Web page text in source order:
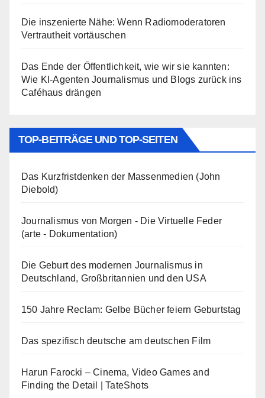
Die inszenierte Nähe: Wenn Radiomoderatoren
Vertrautheit vortäuschen
Das Ende der Öffentlichkeit, wie wir sie kannten:
Wie KI-Agenten Journalismus und Blogs zurück ins
Caféhaus drängen
TOP-BEITRÄGE UND TOP-SEITEN
Das Kurzfristdenken der Massenmedien (John
Diebold)
Journalismus von Morgen - Die Virtuelle Feder
(arte - Dokumentation)
Die Geburt des modernen Journalismus in
Deutschland, Großbritannien und den USA
150 Jahre Reclam: Gelbe Bücher feiern Geburtstag
Das spezifisch deutsche am deutschen Film
Harun Farocki – Cinema, Video Games and
Finding the Detail | TateShots